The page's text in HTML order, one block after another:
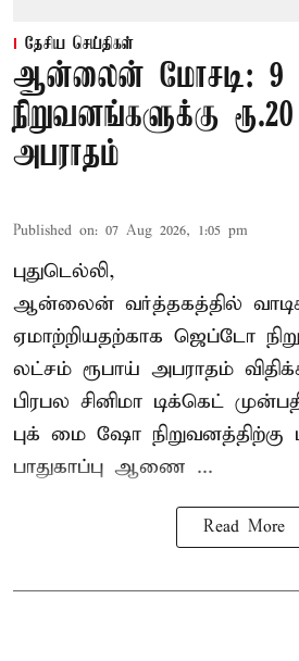
தேசிய செய்திகள்
ஆன்லைன் மோசடி: 9
நிறுவனங்களுக்கு
அபராதம்
Published on: 07 Aug 2026, 1:05 pm
புதுடெல்லி,
ஆன்லைன் வர்த்தகத்தில்
ஏமாற்றியதற்காக ஜெப்டோ
லட்சம் ரூபாய் அபராதம்
பிரபல சினிமா டிக்கெட்
புக் மை ஷோ நிறுவனத்திற்கு
பாதுகாப்பு ஆணை ...
Read More